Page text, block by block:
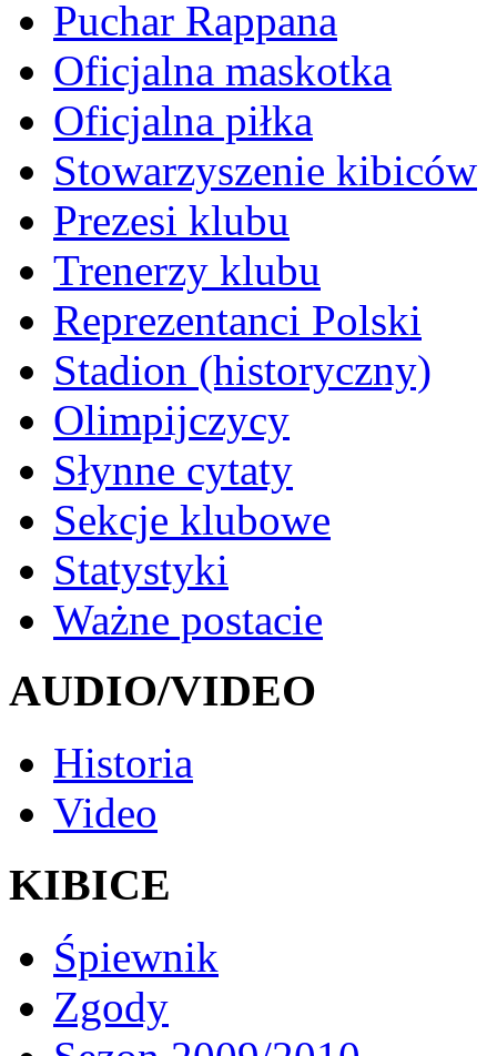
Puchar Rappana
Oficjalna maskotka
Oficjalna piłka
Stowarzyszenie kibiców
Prezesi klubu
Trenerzy klubu
Reprezentanci Polski
Stadion (historyczny)
Olimpijczycy
Słynne cytaty
Sekcje klubowe
Statystyki
Ważne postacie
AUDIO/VIDEO
Historia
Video
KIBICE
Śpiewnik
Zgody